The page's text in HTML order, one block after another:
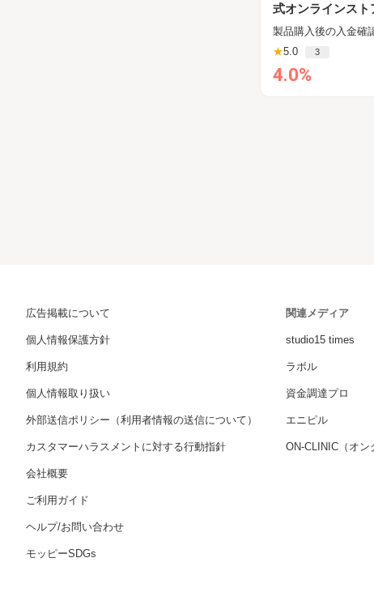
式オンラインスト
製品購入後の入金確
★5.0 3
4.0%
広告掲載について
個人情報保護方針
利用規約
個人情報取り扱い
外部送信ポリシー（利用者情報の送信について）
カスタマーハラスメントに対する行動指針
会社概要
ご利用ガイド
ヘルプ/お問い合わせ
モッピーSDGs
関連メディア
studio15 times
ラボル
資金調達プロ
エニピル
ON-CLINIC（オン